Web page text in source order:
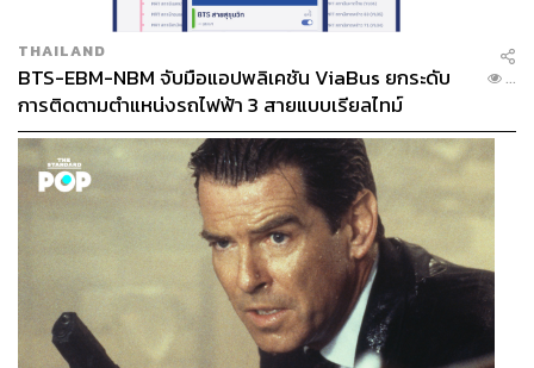
THAILAND
BTS-EBM-NBM จับมือแอปพลิเคชัน ViaBus ยกระดับ
การติดตามตำแหน่งรถไฟฟ้า 3 สายแบบเรียลไทม์
...